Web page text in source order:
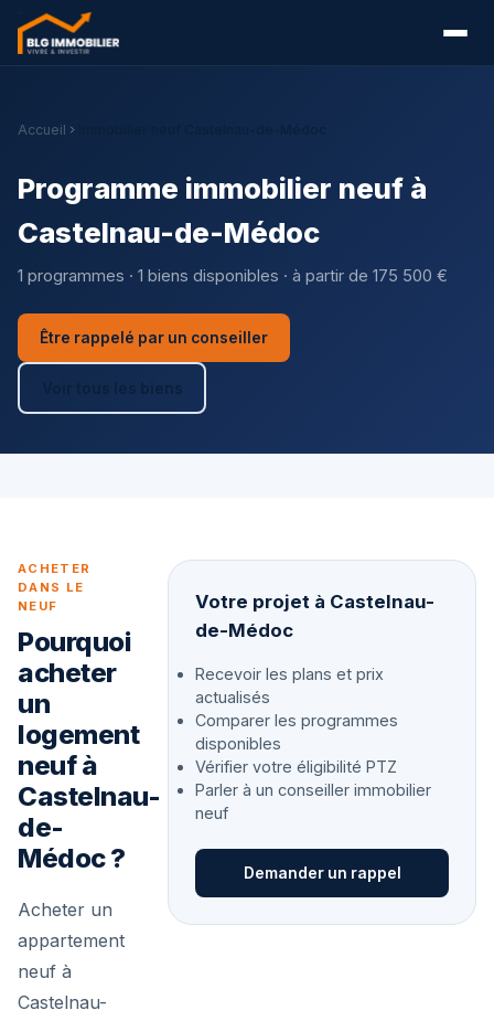
Accueil
Programme immobilier neuf à
Castelnau-de-Médoc
1 programmes · 1 biens disponibles · à partir de 175 500 €
Être rappelé par un conseiller
Voir tous les biens
ACHETER
DANS LE
NEUF
Pourquoi
acheter
un
logement
neuf à
Castelnau-
de-
Médoc ?
Acheter un
appartement
neuf à
Castelnau-
Votre projet à Castelnau-
de-Médoc
Recevoir les plans et prix
actualisés
Comparer les programmes
disponibles
Vérifier votre éligibilité PTZ
Parler à un conseiller immobilier
neuf
Demander un rappel